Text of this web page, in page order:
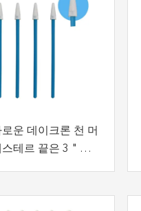
운 데이크론 천 머
테르 끝은 3 " 린